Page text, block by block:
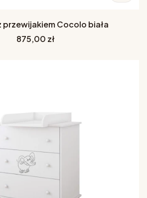
przewijakiem Cocolo biała
Cena
875,00 zł